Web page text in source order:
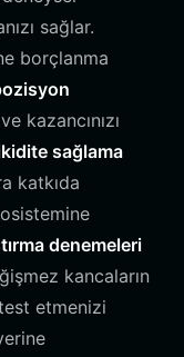
sağlar.
borçlanma
kazancınızı
sağlama
katkıda
denemeleri
kancaların
test etmenizi